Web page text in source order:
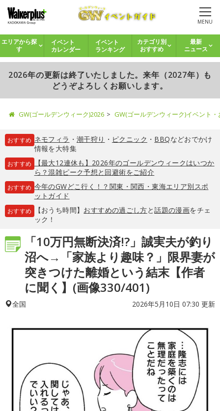
MENU
エリアから探
す
イベント
カレンダー
イベント
ランキング
カテゴリ別
おすすめ
最新
ニュース
2026年の更新は終了いたしました。来年（2027年）も
どうぞよろしくお願いします。
GW(ゴールデンウィーク)2026 GW(ゴールデンウィーク)イベント
おすすめ ネモフィラ ・ 潮干狩り ・ ピクニック ・ BBQなどおでかけ
情報を大特集
おすすめ
【最大12連休も】2026年のゴールデンウィークはいつか
ら？混雑ピーク予想と回避術をご紹介
おすすめ 今年のGWどこ行く！？関東・関西・東海エリア別スポ
ットガイド
おすすめ 【おうち時間】 おすすめの過ごし方と話題の漫画をチェ
ック！
「10万円無断決済!?」誠実夫が釣り
沼へ→「家族より趣味？」限界妻が
突きつけた離婚という結末【作者
に聞く】(画像330/401)
全国 2026年5月10日 07:30 更新